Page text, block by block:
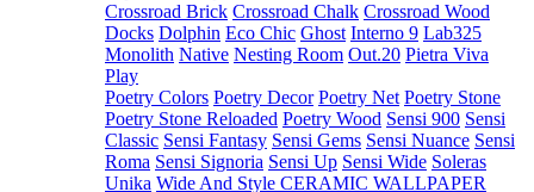
Crossroad Brick Crossroad Chalk Crossroad Wood
Docks Dolphin Eco Chic Ghost Interno 9 Lab325
Monolith Native Nesting Room Out.20 Pietra Viva
Play
Poetry Colors Poetry Decor Poetry Net Poetry Stone
Poetry Stone Reloaded Poetry Wood Sensi 900 Sensi
Classic Sensi Fantasy Sensi Gems Sensi Nuance Sensi
Roma Sensi Signoria Sensi Up Sensi Wide Soleras
Unika Wide And Style CERAMIC WALLPAPER